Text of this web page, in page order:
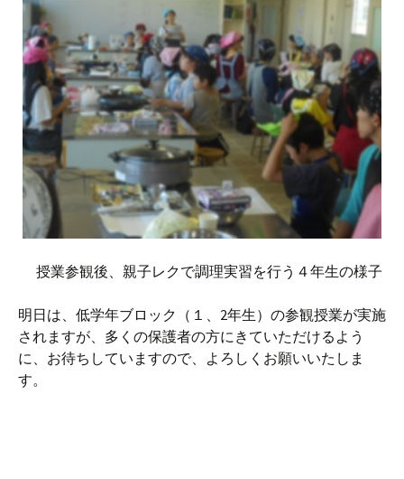
授業参観後、親子レクで調理実習を行う４年生の様子
明日は、低学年ブロック（１、2年生）の参観授業が実施
されますが、多くの保護者の方にきていただけるよう
に、お待ちしていますので、よろしくお願いいたしま
す。